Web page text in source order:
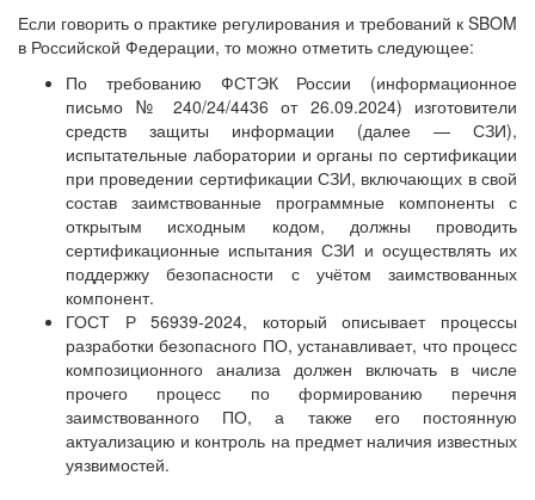
Если говорить о практике регулирования и требований к SBOM
в Российской Федерации, то можно отметить следующее:
По требованию ФСТЭК России (информационное
письмо № 240/24/4436 от 26.09.2024) изготовители
средств защиты информации (далее — СЗИ),
испытательные лаборатории и органы по сертификации
при проведении сертификации СЗИ, включающих в свой
состав заимствованные программные компоненты с
открытым исходным кодом, должны проводить
сертификационные испытания СЗИ и осуществлять их
поддержку безопасности с учётом заимствованных
компонент.
ГОСТ Р 56939-2024, который описывает процессы
разработки безопасного ПО, устанавливает, что процесс
композиционного анализа должен включать в числе
прочего процесс по формированию перечня
заимствованного ПО, а также его постоянную
актуализацию и контроль на предмет наличия известных
уязвимостей.